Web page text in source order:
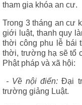
tham gia khóa an cư.
Trong 3 tháng an cư
giới luật, thanh quy
thời công phu lễ bái
thời, trường hạ sẽ tổ
Phật pháp và xã hội:
- Về nội điển: Đại
trường giảng Luật.